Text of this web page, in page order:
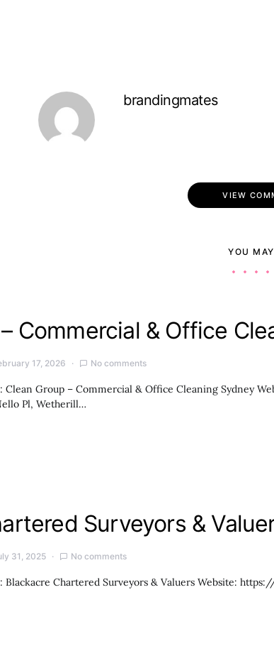
brandingmates
VIEW
YOU
Commercial & Office
17, 2026 No comments
Clean Group – Commercial & Office Cleaning Sydney
Pl, Wetherill…
Surveyors &
31, 2025 No comments
Chartered Surveyors & Valuers Website: